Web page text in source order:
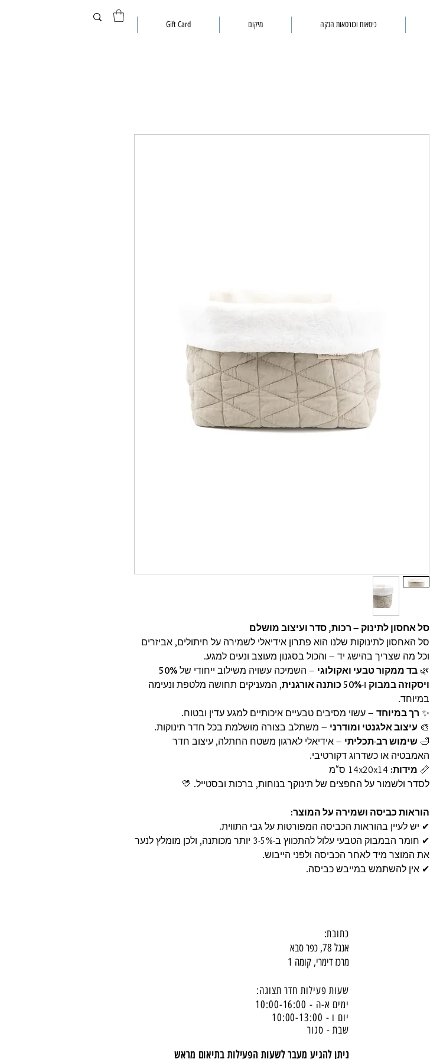
כיסאות וכורסאות הנקה מיקום Gift Card
סל אחסון לתינוק – רכות, סדר ועיצוב מושלם
סל האחסון לתינוקות שלנו הוא פתרון אידיאלי לשמירה על חיתולים, אביזרים
וכל מה שצריך בהישג יד – והכול בסגנון מעוצב ונעים למגע.
🌿 בד ממקור טבעי ואקולוגי – השמיכה עשויה משילוב ייחודי של 50%
ויסקוזה במבוק ו-50% כותנה אורגנית
, המעניקים תחושה מלטפת ונעימה
במיוחד.
✨ רך במיוחד – עשוי מסיבים טבעיים איכותיים למגע עדין ובטוח.
🎨 עיצוב אלגנטי ומודרני – משתלב בצורה מושלמת בכל חדר תינוקות.
🛁 שימוש רב-תכליתי – אידיאלי לארגון משטח החתלה, עיצוב חדר
האמבטיה או כשדרוג דקורטיבי.
📏 מידות:
לסדר ולשמור על החפצים של תינוקך בנוחות, ברכות ובסטייל. 💛
הוראות כביסה ושמירה על המוצר:
✔ יש לעיין בהוראות הכביסה המפורטות על גבי התווית.
✔ חומר הבמבוק הטבעי עלול להתכווץ ב-3-5% יותר מכותנה, ולכן מומלץ לנער
את המוצר מיד לאחר הכביסה ולפני הייבוש.
✔ אין להשתמש במייבש כביסה.
כתובת:
אנגל 78, כפר סבא
מרכז דימרי, קומה 1
שעות פעילות חדר תצוגה:
ימים א-ה - 10:00-16: 00
יום ו - 10:00-13:00
שבת - סגור
ניתן להגיע מעבר לשעות הפעילות בתיאום מראש